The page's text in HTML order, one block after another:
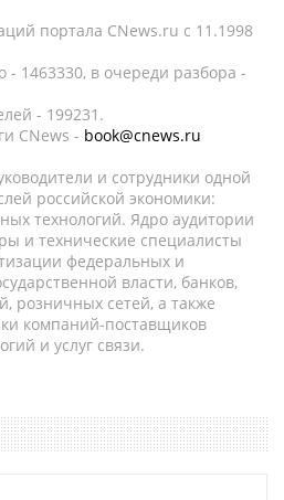
портала CNews.ru c 11.1998
1463330, в очереди разбора -
- 199231.
CNews - book@cnews.ru
и сотрудники одной
российской экономики:
технологий. Ядро аудитории
и технические специалисты
федеральных и
власти, банков,
розничных сетей, а также
компаний-поставщиков
и услуг связи.